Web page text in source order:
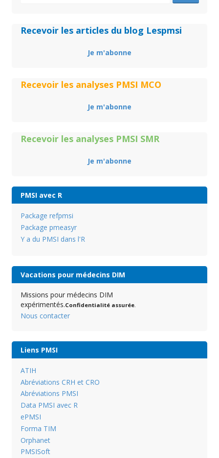
Recevoir les articles du blog Lespmsi
Je m'abonne
Recevoir les analyses PMSI MCO
Je m'abonne
Recevoir les analyses PMSI SMR
Je m'abonne
PMSI avec R
Package refpmsi
Package pmeasyr
Y a du PMSI dans l'R
Vacations pour médecins DIM
Missions pour médecins DIM
expérimentés.Confidentialité assurée.
Nous contacter
Liens PMSI
ATIH
Abréviations CRH et CRO
Abréviations PMSI
Data PMSI avec R
ePMSI
Forma TIM
Orphanet
PMSISoft